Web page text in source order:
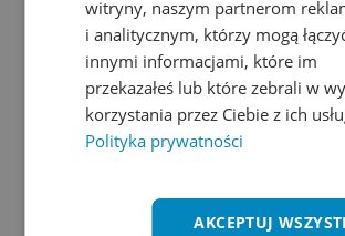
witryny, naszym partnerom
i analitycznym, którzy mogą
innymi informacjami, które im
przekazałeś lub które zebrali w
korzystania przez Ciebie z ich
Polityka prywatności
AKCEPTUJ